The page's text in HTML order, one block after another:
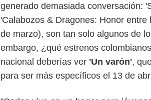
generado demasiada conversación:
'Calabozos & Dragones: Honor
de marzo), son tan solo algunos de
embargo, ¿qué estrenos
nacional deberías ver 'Un varón',
para ser más específicos el 13 de